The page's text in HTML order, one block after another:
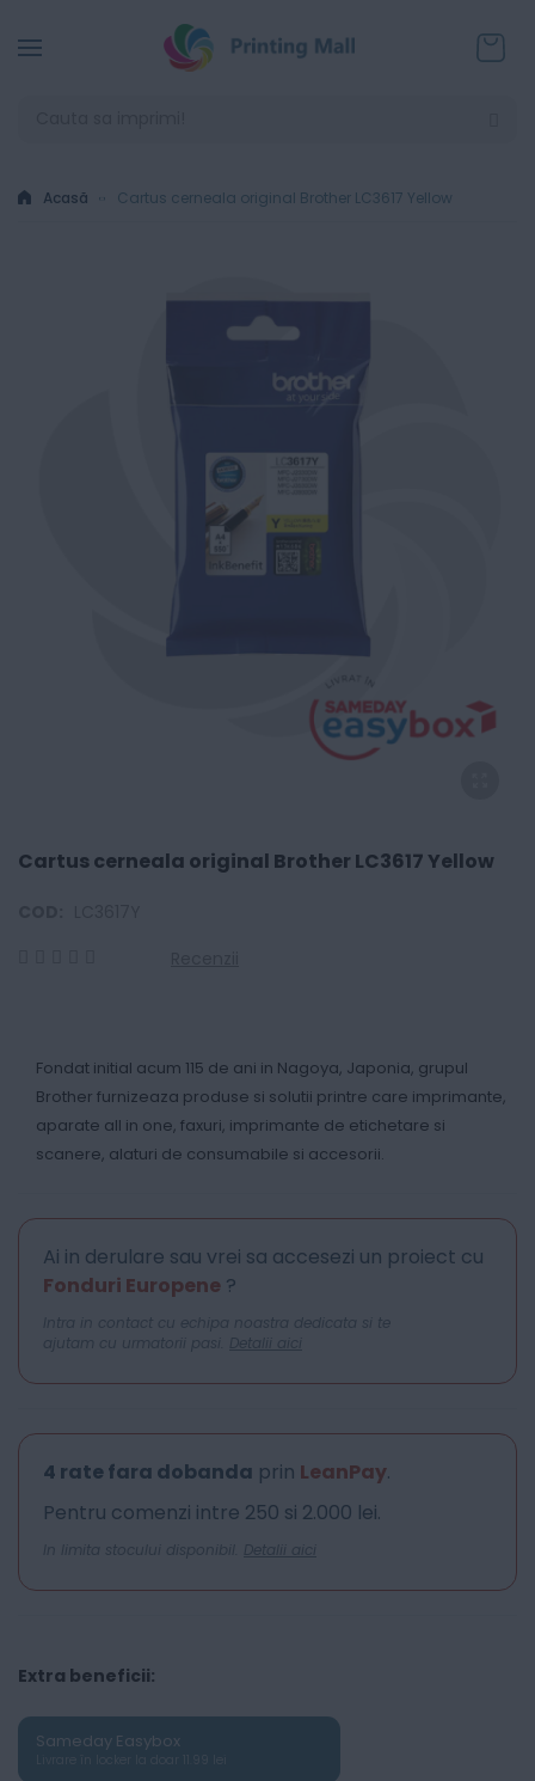
Acasă Cartus cerneala original Brother LC3617 Yellow
Cartus cerneala original Brother LC3617 Yellow
Fondat initial acum 115 de ani in Nagoya, Japonia, grupul
Brother furnizeaza produse si solutii printre care imprimante,
aparate all in one, faxuri, imprimante de etichetare si
scanere, alaturi de consumabile si accesorii.
Ai in derulare sau vrei sa accesezi un proiect cu
Fonduri Europene ?
Intra in contact cu echipa noastra dedicata si te
ajutam cu urmatorii pasi. Detalii aici
4 rate fara dobanda prin LeanPay.
Pentru comenzi intre 250 si 2.000 lei.
In limita stocului disponibil. Detalii aici
Extra beneficii:
Sameday Easybox